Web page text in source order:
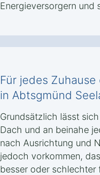
Energieversorgern und
Für jedes
in Abtsgmünd
Grundsätzlich lässt
Dach und an beinahe
nach Ausrichtung und
jedoch vorkommen,
besser oder schlechter